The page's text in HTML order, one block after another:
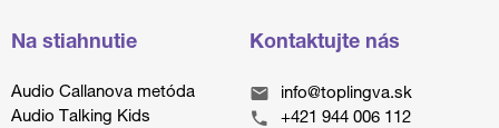
Na stiahnutie
Audio Callanova metóda
Audio Talking Kids
Kontaktujte nás
info@toplingva.sk
+421 944 006 112